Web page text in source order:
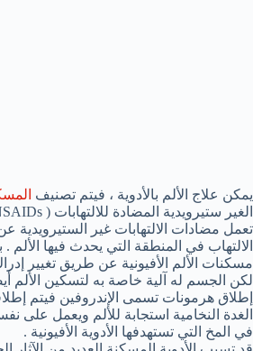
يمكن علاج الألم بالأدوية ، فيتم تصنيف
تعمل مضادات الالتهابات غير الستيرويدية
الالتهاب في المنطقة التي يحدث فيها الألم .
مسكنات الألم الأفيونية عن طريق تغيير
لكن الجسم له آلية خاصة به لتسكين الألم
إطلاق هرمونات تسمى الإندروفين فيتم
الغدة النخامية استجابة للألم ويعمل على
في المخ التي تستهدفها الأدوية الأفيونية .